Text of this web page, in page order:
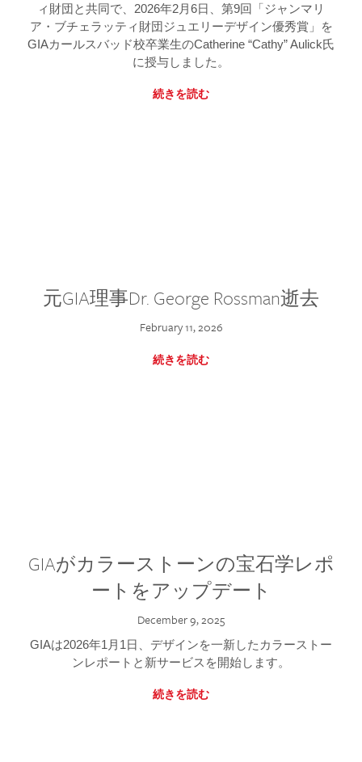
ィ財団と共同で、2026年2月6日、第9回「ジャンマリ
ア・ブチェラッティ財団ジュエリーデザイン優秀賞」を
GIAカールスバッド校卒業生のCatherine “Cathy” Aulick氏
に授与しました。
続きを読む
元GIA理事Dr. George Rossman逝去
February 11, 2026
続きを読む
GIAがカラーストーンの宝石学レポ
ートをアップデート
December 9, 2025
GIAは2026年1月1日、デザインを一新したカラーストー
ンレポートと新サービスを開始します。
続きを読む